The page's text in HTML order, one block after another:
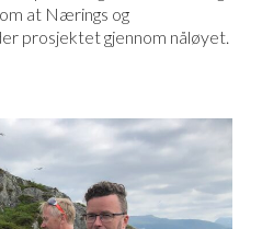
at Nærings og
prosjektet gjennom nåløyet.